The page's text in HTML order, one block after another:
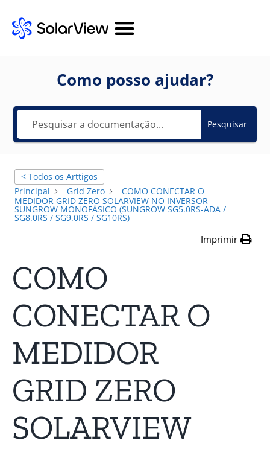
Como posso ajudar?
Pesquisar
< Todos os Arttigos
Principal
Grid Zero
COMO CONECTAR O
MEDIDOR GRID ZERO SOLARVIEW NO INVERSOR
SUNGROW MONOFÁSICO (SUNGROW SG5.0RS-ADA /
SG8.0RS / SG9.0RS / SG10RS)
Imprimir
COMO
CONECTAR O
MEDIDOR
GRID ZERO
SOLARVIEW